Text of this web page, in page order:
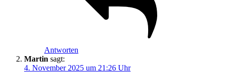
Antworten
Martin sagt:
4. November 2025 um 21:26 Uhr